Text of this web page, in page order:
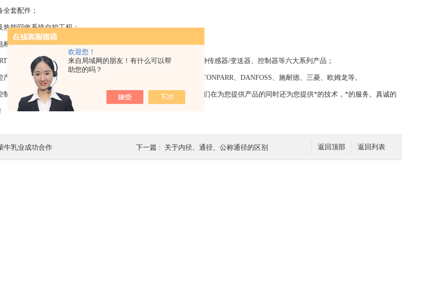
欢迎您！
来自局域网的朋友！有什么可以帮
助您的吗？
套配件；
热能回收系统自控工程；
柜；
全系列产品：通用电磁阀、过程控制阀、卫生型气动隔膜阀、各种传感器/变送器、控制器等六大系列产品；
产品SIEMENS、ProMinent、E+H、APV 、METTEROLEDO、ANTONPARR、DANFOSS、施耐德、三菱、欧姆龙等。
制系统有限公司具有先进的管理模式和的管理人才、技术人才，我们在为您提供产品的同时还为您提供*的技术，*的服务。真诚的
返回列表
返回顶部
牛乳业成功合作 下一篇 : 关于内径、通径、公称通径的区别